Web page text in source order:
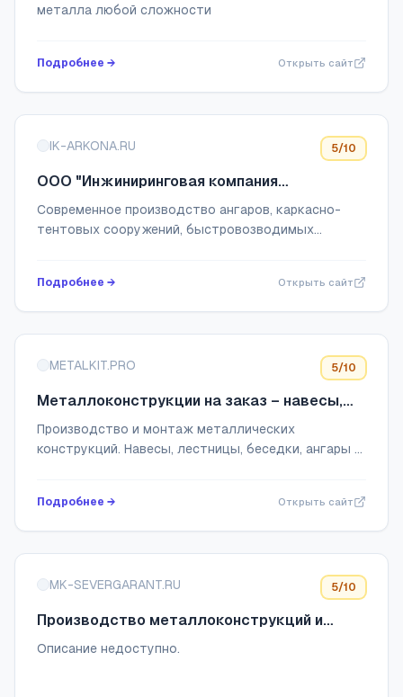
металла любой сложности
Подробнее → Открыть сайт
IK-ARKONA.RU 5/10
ООО "Инжиниринговая компания
"Аркона"Заголовок вашей страницы
Современное производство ангаров, каркасно-
тентовых сооружений, быстровозводимых
Подробнее → Открыть сайт
METALKIT.PRO 5/10
Металлоконструкции на заказ – навесы,
лестницы, беседки, ангары
Производство и монтаж металлических
конструкций. Навесы, лестницы, беседки, ангары –
Подробнее → Открыть сайт
MK-SEVERGARANT.RU 5/10
Производство металлоконструкций и
металлоизделий - Север Гарант
Описание недоступно.